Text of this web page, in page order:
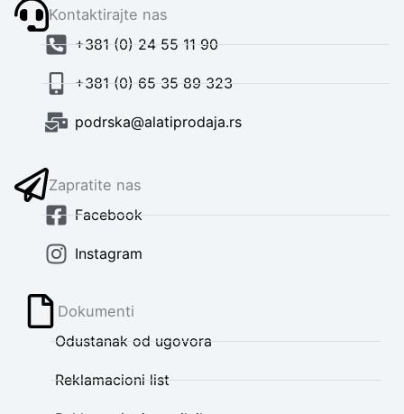
Kontaktirajte nas
+381 (0) 24 55 11 90
+381 (0) 65 35 89 323
podrska@alatiprodaja.rs
Zapratite nas
Facebook
Instagram
Dokumenti
Odustanak od ugovora
Reklamacioni list